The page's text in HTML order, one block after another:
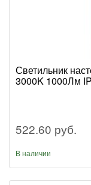
Светильник
3000K 1000Лм
522.60 руб.
В наличии